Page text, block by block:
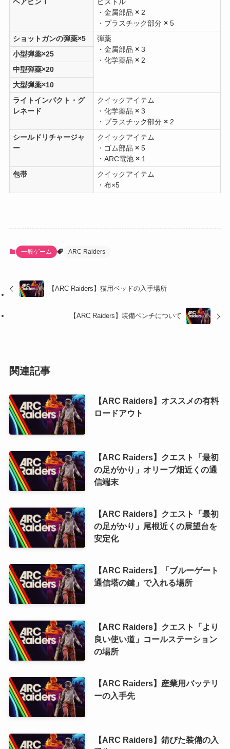
ヘアピンⅠ
ピストル
・金属部品 × 2
・プラスチック部分 × 5
ショットガンの弾薬×5
弾薬
・金属部品 × 3
・化学薬品 × 2
小型弾薬×25
中型弾薬×20
大型弾薬×10
ライトインパクト・グ
レネード
クイックアイテム
・化学薬品 × 3
・プラスチック部分 × 2
シールドリチャージャ
ー
クイックアイテム
・ゴム部品 × 5
・ARC電池 × 1
包帯
クイックアイテム
・布×5
一般ゲーム ARC Raiders
【ARC Raiders】猫用ベッドの入手場所
【ARC Raiders】装備ベンチについて
関連記事
【ARC Raiders】オススメの有料
ロードアウト
【ARC Raiders】クエスト「最初
の足がかり」オリーブ畑近くの通
信端末
【ARC Raiders】クエスト「最初
の足がかり」尾根近くの展望台を
安定化
【ARC Raiders】「ブルーゲート
通信塔の鍵」で入れる場所
【ARC Raiders】クエスト「より
良い使い道」コールステーション
の場所
【ARC Raiders】産業用バッテリ
ーの入手先
【ARC Raiders】錆びた装備の入